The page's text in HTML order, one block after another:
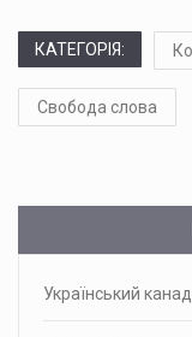
КАТЕГОРІЯ:
Свобода слова
Український